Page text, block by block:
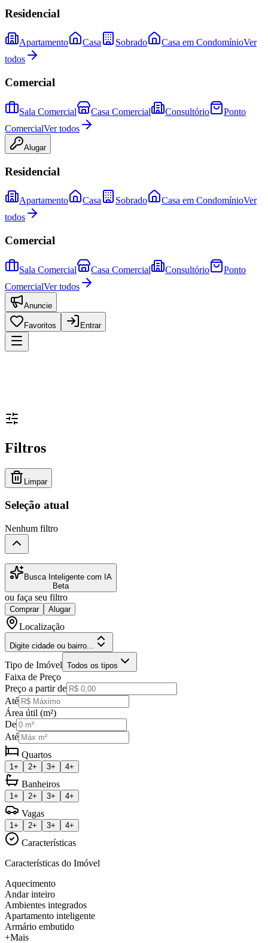
Residencial
Apartamento Casa Sobrado Casa em CondomínioVer
todos
Comercial
Sala Comercial Casa Comercial Consultório
Ponto
ComercialVer todos
Alugar
Residencial
Apartamento Casa Sobrado Casa em CondomínioVer
todos
Comercial
Sala Comercial Casa Comercial Consultório
Ponto
ComercialVer todos
Anuncie
Favoritos Entrar
Filtros
Limpar
Seleção atual
Nenhum filtro
Busca Inteligente com IA
Beta
ou faça seu filtro
Comprar Alugar
Localização
Digite cidade ou bairro...
Tipo de Imóvel Todos os tipos
Faixa de Preço
Preço a partir de
Até
Área útil (m²)
De
Até
Quartos
1+ 2+ 3+ 4+
Banheiros
1+ 2+ 3+ 4+
Vagas
1+ 2+ 3+ 4+
Características
Características do Imóvel
Aquecimento
Andar inteiro
Ambientes integrados
Apartamento inteligente
Armário embutido
+Mais